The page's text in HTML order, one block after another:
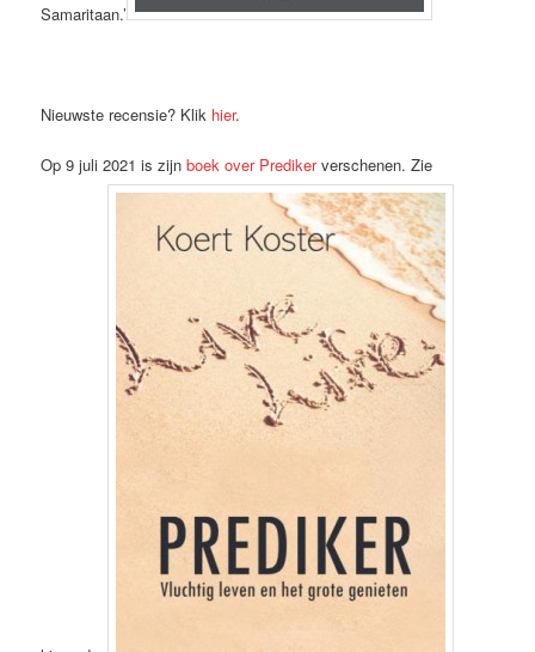
Samaritaan.’
Nieuwste recensie? Klik hier.
Op 9 juli 2021 is zijnboek over Predikerverschenen. Zie